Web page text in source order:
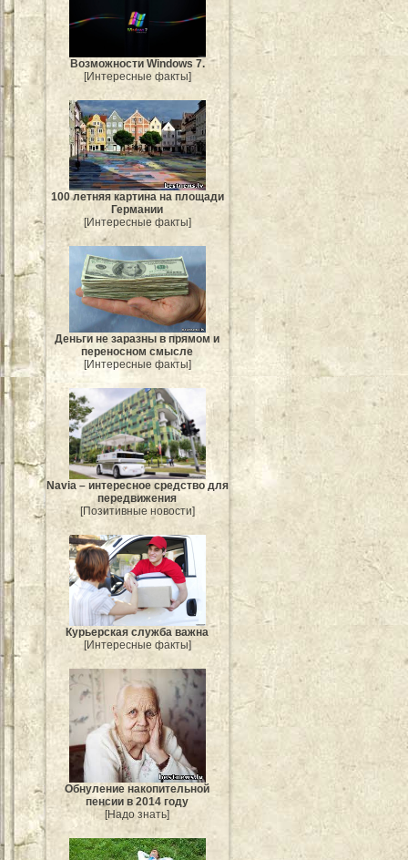
Возможности Windows 7.
[Интересные факты]
100 летняя картина на площади
Германии
[Интересные факты]
Деньги не заразны в прямом и
переносном смысле
[Интересные факты]
Navia – интересное средство для
передвижения
[Позитивные новости]
Курьерская служба важна
[Интересные факты]
Обнуление накопительной
пенсии в 2014 году
[Надо знать]